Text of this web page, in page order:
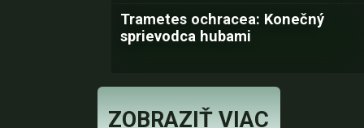
Trametes ochracea: Konečný
sprievodca hubami
ZOBRAZIŤ VIAC